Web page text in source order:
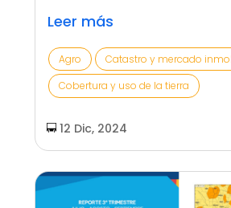
Leer más
Agro
Catastro y mercado
Cobertura y uso de la tierra
12 Dic, 2024